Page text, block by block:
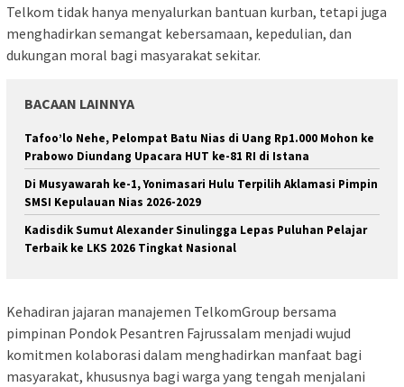
Telkom tidak hanya menyalurkan bantuan kurban, tetapi juga
menghadirkan semangat kebersamaan, kepedulian, dan
dukungan moral bagi masyarakat sekitar.
BACAAN LAINNYA
Tafoo’lo Nehe, Pelompat Batu Nias di Uang Rp1.000 Mohon ke
Prabowo Diundang Upacara HUT ke-81 RI di Istana
Di Musyawarah ke-1, Yonimasari Hulu Terpilih Aklamasi Pimpin
SMSI Kepulauan Nias 2026-2029
Kadisdik Sumut Alexander Sinulingga Lepas Puluhan Pelajar
Terbaik ke LKS 2026 Tingkat Nasional
Kehadiran jajaran manajemen TelkomGroup bersama
pimpinan Pondok Pesantren Fajrussalam menjadi wujud
komitmen kolaborasi dalam menghadirkan manfaat bagi
masyarakat, khususnya bagi warga yang tengah menjalani